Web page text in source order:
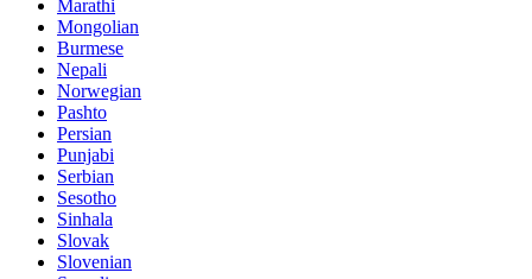
Marathi
Mongolian
Burmese
Nepali
Norwegian
Pashto
Persian
Punjabi
Serbian
Sesotho
Sinhala
Slovak
Slovenian